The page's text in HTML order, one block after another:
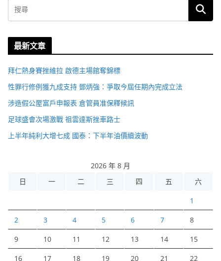
最新文章
拜仁熱身賽挫維拉 啟德主場館奪錦標
性罪行修例獲九成支持 鄧炳強：爭取今屆任期內完成立法
涉造假公屋富戶申報表 倉管員准保釋候訊
足球盛會次場激戰 祖雲達斯挫車路士
上半年純利大增七成 國泰：下半年油價續波動
2026 年 8 月
日
一 二 三 四 五 六
1
2 3 4 5 6 7 8
9 10 11 12 13 14 15
16 17 18 19 20 21 22